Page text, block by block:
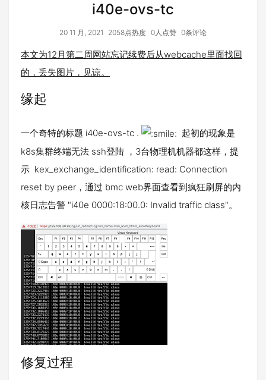
i40e-ovs-tc
20 11 月, 2021 2058点热度 0人点赞 0条评论
本文为12月第二周网站忘记续费后从webcache里面找回
的，丢失图片，见谅。
缘起
一个奇特的标题 i40e-ovs-tc .
起初的现象是
k8s集群终端无法 ssh登陆 ，3台物理机机器都这样，提
示 kex_exchange_identification: read: Connection
reset by peer，通过 bmc web界面查看到疯狂刷屏的内
核日志告警 "i40e 0000:18:00.0: Invalid traffic class"。
修复过程